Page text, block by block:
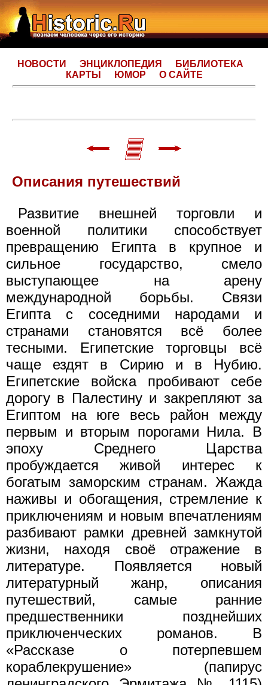
НОВОСТИ ЭНЦИКЛОПЕДИЯ
БИБЛИОТЕКА
КАРТЫ
ЮМОР О САЙТЕ
Описания путешествий
Развитие внешней торговли и
военной политики способствует
превращению Египта в крупное и
сильное государство, смело
выступающее на арену
международной борьбы. Связи
Египта с соседними народами и
странами становятся всё более
тесными. Египетские торговцы всё
чаще ездят в Сирию и в Нубию.
Египетские войска пробивают себе
дорогу в Палестину и закрепляют за
Египтом на юге весь район между
первым и вторым порогами Нила. В
эпоху Среднего Царства
пробуждается живой интерес к
богатым заморским странам. Жажда
наживы и обогащения, стремление к
приключениям и новым впечатлениям
разбивают рамки древней замкнутой
жизни, находя своё отражение в
литературе. Появляется новый
литературный жанр, описания
путешествий, самые ранние
предшественники позднейших
приключенческих романов. В
«Рассказе о потерпевшем
кораблекрушение» (папирус